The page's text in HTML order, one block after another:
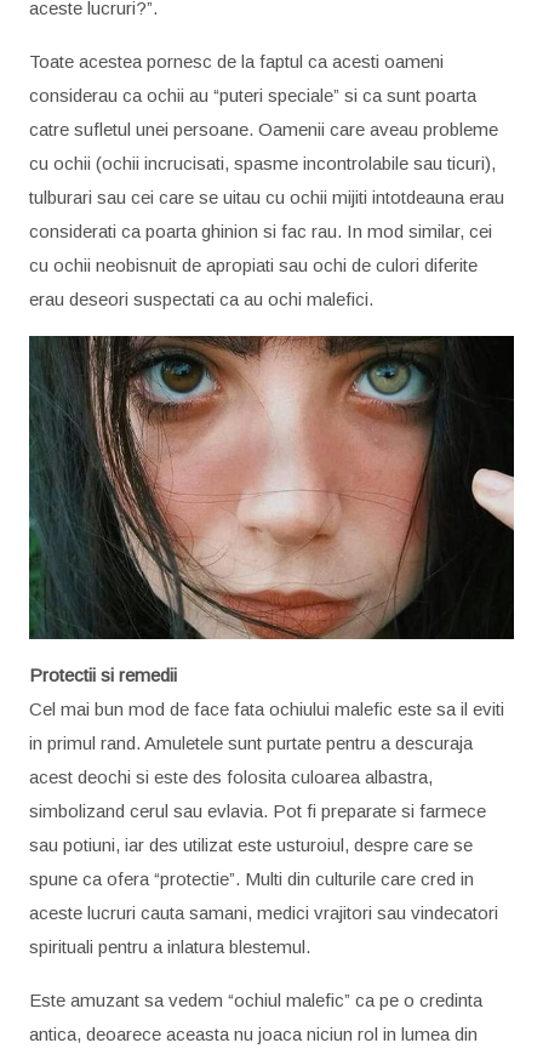
aceste lucruri?”.
Toate acestea pornesc de la faptul ca acesti oameni
considerau ca ochii au “puteri speciale” si ca sunt poarta
catre sufletul unei persoane. Oamenii care aveau probleme
cu ochii (ochii incrucisati, spasme incontrolabile sau ticuri),
tulburari sau cei care se uitau cu ochii mijiti intotdeauna erau
considerati ca poarta ghinion si fac rau. In mod similar, cei
cu ochii neobisnuit de apropiati sau ochi de culori diferite
erau deseori suspectati ca au ochi malefici.
Protectii si remedii
Cel mai bun mod de face fata ochiului malefic este sa il eviti
in primul rand. Amuletele sunt purtate pentru a descuraja
acest deochi si este des folosita culoarea albastra,
simbolizand cerul sau evlavia. Pot fi preparate si farmece
sau potiuni, iar des utilizat este usturoiul, despre care se
spune ca ofera “protectie”. Multi din culturile care cred in
aceste lucruri cauta samani, medici vrajitori sau vindecatori
spirituali pentru a inlatura blestemul.
Este amuzant sa vedem “ochiul malefic” ca pe o credinta
antica, deoarece aceasta nu joaca niciun rol in lumea din